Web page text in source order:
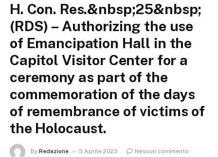
H. Con. Res.&nbsp;25&nbsp;
(RDS) – Authorizing the use
of Emancipation Hall in the
Capitol Visitor Center for a
ceremony as part of the
commemoration of the days
of remembrance of victims of
the Holocaust.
By Redazione 5 Aprile 2023
Nessun commento